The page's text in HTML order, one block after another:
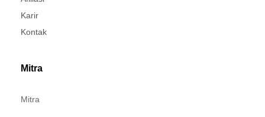
Karir
Kontak
Mitra
Mitra